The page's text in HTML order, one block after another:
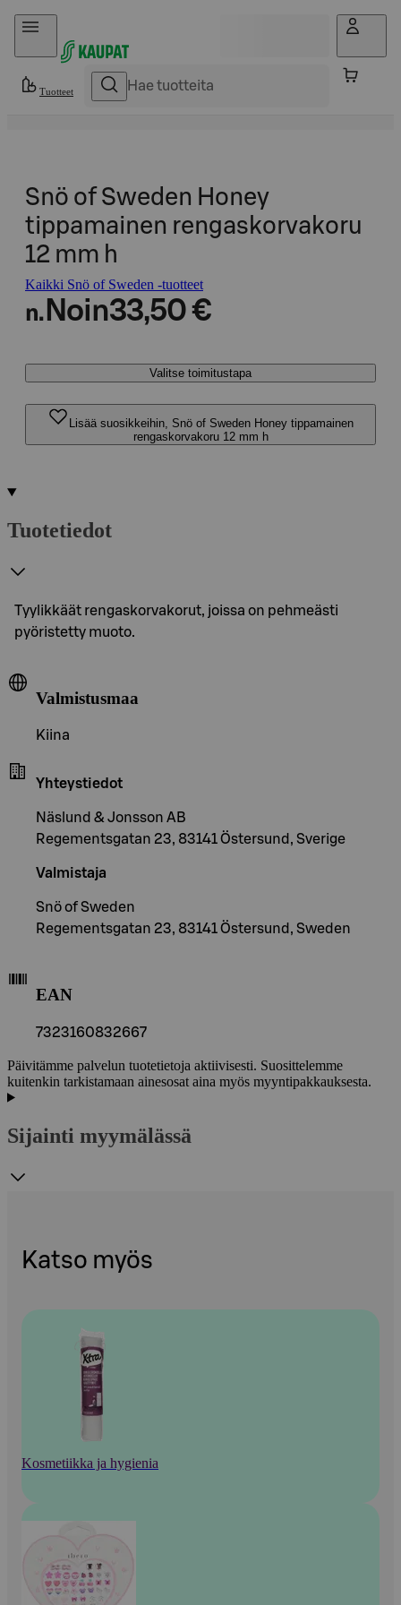
Hyppää sisältöön
Tuotteet
Snö of Sweden Honey
tippamainen rengaskorvakoru
12 mm h
Kaikki Snö of Sweden -tuotteet
n. Noin33,50 €
Valitse toimitustapa
Lisää suosikkeihin, Snö of Sweden Honey tippamainen
rengaskorvakoru 12 mm h
Tuotetiedot
Tyylikkäät rengaskorvakorut, joissa on pehmeästi
pyöristetty muoto.
Valmistusmaa
Kiina
Yhteystiedot
Näslund & Jonsson AB
Regementsgatan 23, 83141 Östersund, Sverige
Valmistaja
Snö of Sweden
Regementsgatan 23, 83141 Östersund, Sweden
EAN
7323160832667
Päivitämme palvelun tuotetietoja aktiivisesti. Suosittelemme
kuitenkin tarkistamaan ainesosat aina myös myyntipakkauksesta.
Sijainti myymälässä
Katso myös
Kosmetiikka ja hygienia